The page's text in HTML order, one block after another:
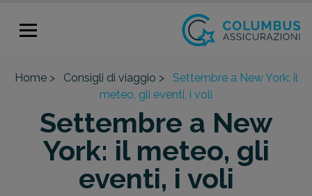
Home > Consigli di viaggio >
Settembre a New York: il
meteo, gli eventi, i voli
Settembre a New
York: il meteo, gli
eventi, i voli